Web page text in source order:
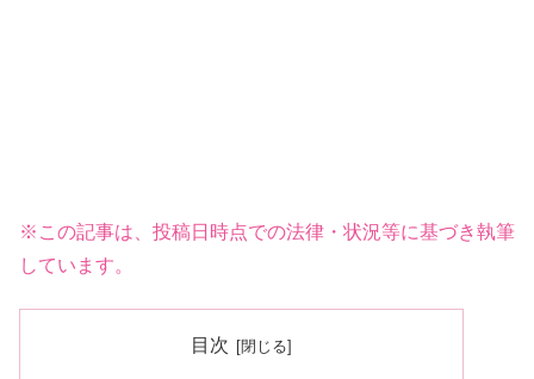
※この記事は、投稿日時点での法律・状況等に基づき執筆
しています。
目次